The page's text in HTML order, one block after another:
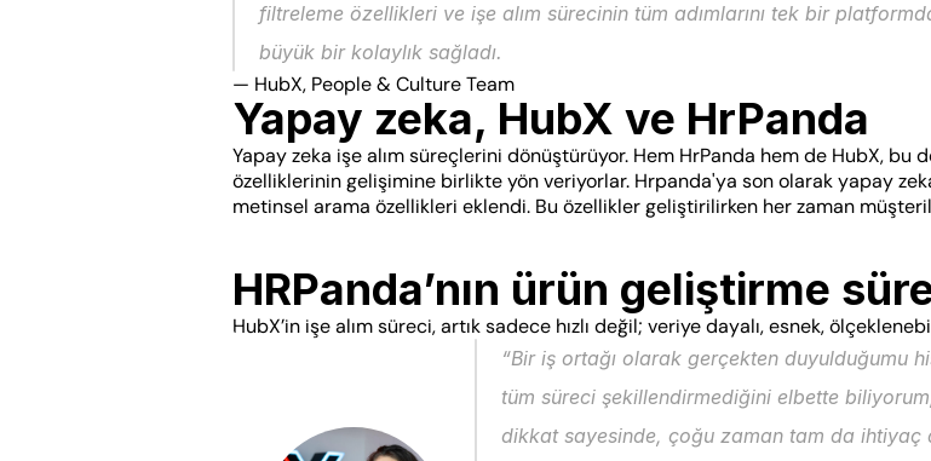
filtreleme özellikleri ve işe alım sürecinin tüm adımlarını tek bir
büyük bir kolaylık sağladı.
— HubX, People & Culture Team
Yapay zeka, HubX ve HrPanda
Yapay zeka işe alım süreçlerini dönüştürüyor. Hem HrPanda hem de HubX, bu
özelliklerinin gelişimine birlikte yön veriyorlar. Hrpanda'ya son olarak yapay
metinsel arama özellikleri eklendi. Bu özellikler geliştirilirken her zaman
HRPanda’nın ürün geliştirme
HubX’in işe alım süreci, artık sadece hızlı değil; veriye dayalı, esnek,
“Bir iş ortağı olarak gerçekten duyulduğumu
tüm süreci şekillendirmediğini elbette
dikkat sayesinde, çoğu zaman tam da